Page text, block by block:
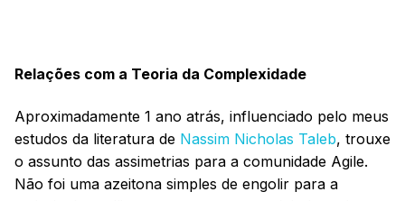
Relações com a Teoria da Complexidade
Aproximadamente 1 ano atrás, influenciado pelo meus
estudos da literatura de Nassim Nicholas Taleb, trouxe
o assunto das assimetrias para a comunidade Agile.
Não foi uma azeitona simples de engolir para a